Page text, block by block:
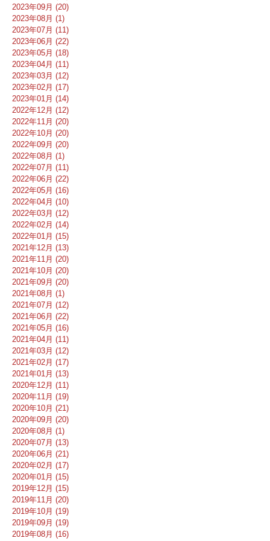
2023年09月 (20)
2023年08月 (1)
2023年07月 (11)
2023年06月 (22)
2023年05月 (18)
2023年04月 (11)
2023年03月 (12)
2023年02月 (17)
2023年01月 (14)
2022年12月 (12)
2022年11月 (20)
2022年10月 (20)
2022年09月 (20)
2022年08月 (1)
2022年07月 (11)
2022年06月 (22)
2022年05月 (16)
2022年04月 (10)
2022年03月 (12)
2022年02月 (14)
2022年01月 (15)
2021年12月 (13)
2021年11月 (20)
2021年10月 (20)
2021年09月 (20)
2021年08月 (1)
2021年07月 (12)
2021年06月 (22)
2021年05月 (16)
2021年04月 (11)
2021年03月 (12)
2021年02月 (17)
2021年01月 (13)
2020年12月 (11)
2020年11月 (19)
2020年10月 (21)
2020年09月 (20)
2020年08月 (1)
2020年07月 (13)
2020年06月 (21)
2020年02月 (17)
2020年01月 (15)
2019年12月 (15)
2019年11月 (20)
2019年10月 (19)
2019年09月 (19)
2019年08月 (16)